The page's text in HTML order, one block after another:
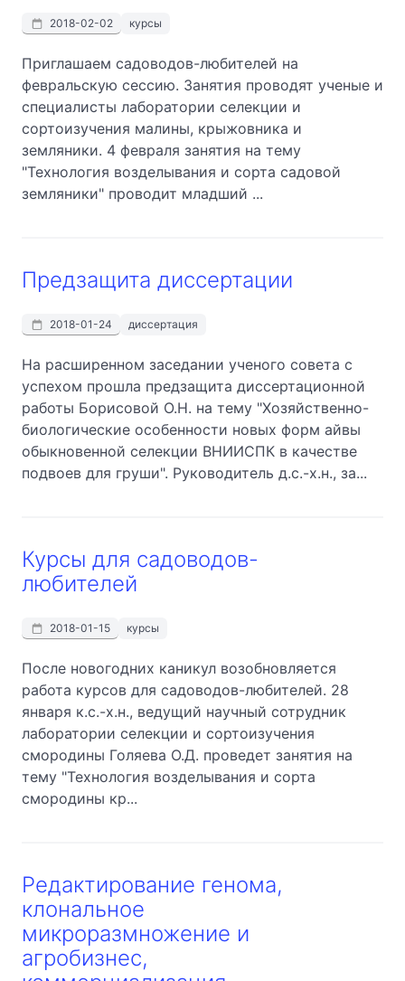
2018-02-02 курсы
Приглашаем садоводов-любителей на
февральскую сессию. Занятия проводят ученые и
специалисты лаборатории селекции и
сортоизучения малины, крыжовника и
земляники. 4 февраля занятия на тему
"Технология возделывания и сорта садовой
земляники" проводит младший ...
Предзащита диссертации
2018-01-24 диссертация
На расширенном заседании ученого совета с
успехом прошла предзащита диссертационной
работы Борисовой О.Н. на тему "Хозяйственно-
биологические особенности новых форм айвы
обыкновенной селекции ВНИИСПК в качестве
подвоев для груши". Руководитель д.с.-х.н., за...
Курсы для садоводов-
любителей
2018-01-15 курсы
После новогодних каникул возобновляется
работа курсов для садоводов-любителей. 28
января к.с.-х.н., ведущий научный сотрудник
лаборатории селекции и сортоизучения
смородины Голяева О.Д. проведет занятия на
тему "Технология возделывания и сорта
смородины кр...
Редактирование генома,
клональное
микроразмножение и
агробизнес,